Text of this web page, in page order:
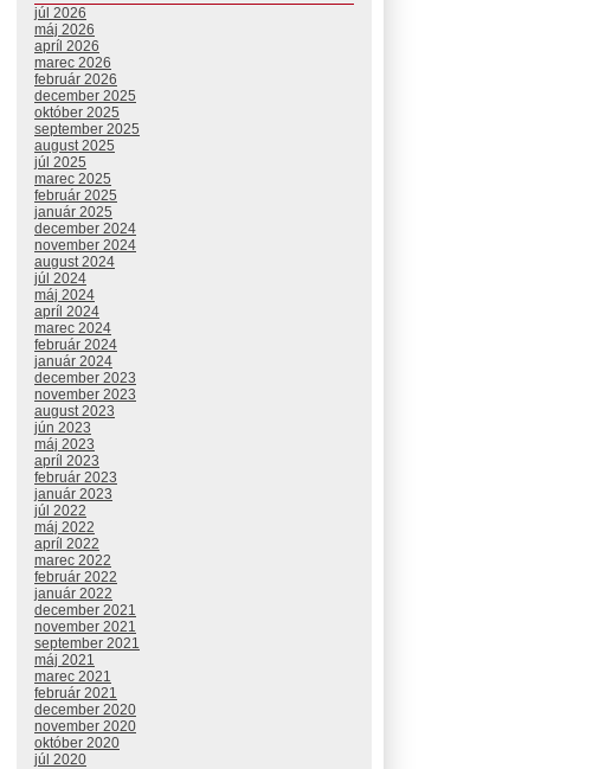
júl 2026
máj 2026
apríl 2026
marec 2026
február 2026
december 2025
október 2025
september 2025
august 2025
júl 2025
marec 2025
február 2025
január 2025
december 2024
november 2024
august 2024
júl 2024
máj 2024
apríl 2024
marec 2024
február 2024
január 2024
december 2023
november 2023
august 2023
jún 2023
máj 2023
apríl 2023
február 2023
január 2023
júl 2022
máj 2022
apríl 2022
marec 2022
február 2022
január 2022
december 2021
november 2021
september 2021
máj 2021
marec 2021
február 2021
december 2020
november 2020
október 2020
júl 2020